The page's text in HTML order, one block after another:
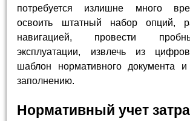
потребуется излишне много
освоить штатный набор опций,
навигацией, провести
эксплуатации, извлечь из
шаблон нормативного документа и
заполнению.
Нормативный учет